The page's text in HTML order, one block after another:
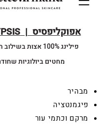
אפוקליפסיס | APOCALYPSIS
פילינג 100% אצות
מחטים ביולוגיות
מבהיר
פיגמנטציה
מרקם וכתמי עור